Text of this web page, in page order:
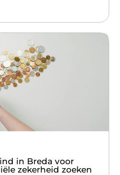
in Breda voor
zekerheid zoeken